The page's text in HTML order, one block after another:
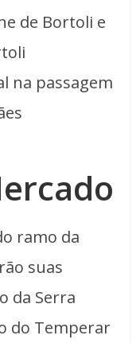
de Bortoli e
na passagem
ramo da
suas
da Serra
do Temperar